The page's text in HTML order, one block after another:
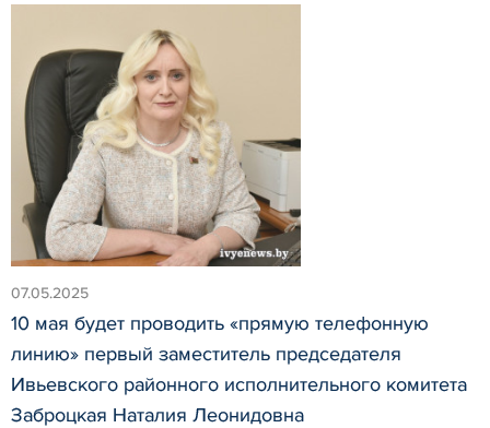
07.05.2025
10 мая будет проводить «прямую телефонную
линию» первый заместитель председателя
Ивьевского районного исполнительного комитета
Заброцкая Наталия Леонидовна